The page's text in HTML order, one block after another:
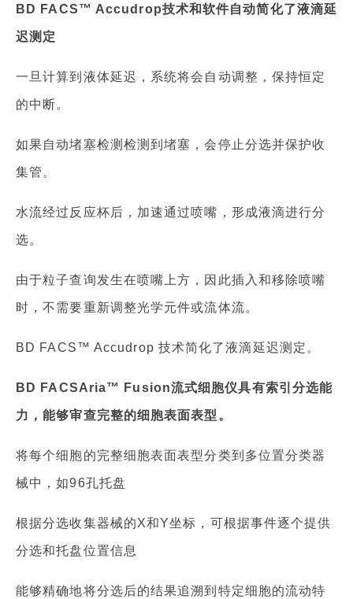
BD FACS™ Accudrop技术和软件自动简化了液滴延
迟测定
一旦计算到液体延迟，系统将会自动调整，保持恒定
的中断。
如果自动堵塞检测检测到堵塞，会停止分选并保护收
集管。
水流经过反应杯后，加速通过喷嘴，形成液滴进行分
选。
由于粒子查询发生在喷嘴上方，因此插入和移除喷嘴
时，不需要重新调整光学元件或流体流。
BD FACS™ Accudrop 技术简化了液滴延迟测定。
BD FACSAria™ Fusion流式细胞仪具有索引分选能
力，能够审查完整的细胞表面表型。
将每个细胞的完整细胞表面表型分类到多位置分类器
械中，如96孔托盘
根据分选收集器械的X和Y坐标，可根据事件逐个提供
分选和托盘位置信息
能够精确地将分选后的结果追溯到特定细胞的流动特